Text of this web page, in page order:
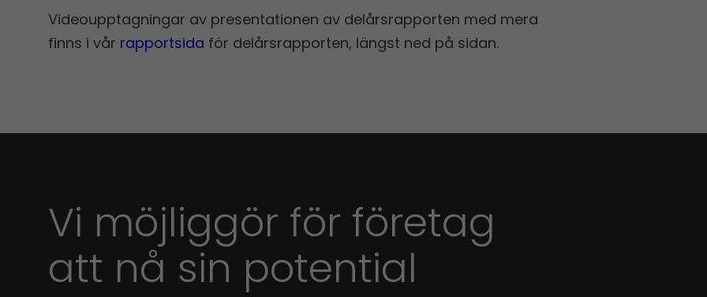
Videoupptagningar av presentationen av delårs­rapporten med mera
finns i vår rapportsida för delårs­rapporten, längst ned på sidan.
Vi möjliggör för företag
att nå sin potential